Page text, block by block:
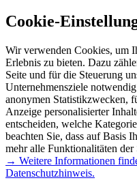
Cookie-
Wir verwenden Cookies, um
Erlebnis zu bieten. Dazu
Seite und für die Steuerung
Unternehmensziele
anonymen Statistikzwecken,
Anzeige personalisierter
entscheiden, welche
beachten Sie, dass auf Basis
mehr alle Funktionalitäten der
→ Weitere Informationen
Datenschutzhinweis.